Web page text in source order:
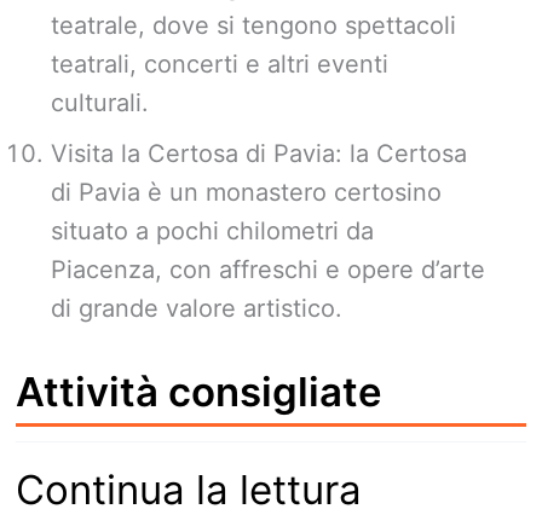
teatrale, dove si tengono spettacoli
teatrali, concerti e altri eventi
culturali.
Visita la Certosa di Pavia: la Certosa
di Pavia è un monastero certosino
situato a pochi chilometri da
Piacenza, con affreschi e opere d’arte
di grande valore artistico.
Attività consigliate
Continua la lettura